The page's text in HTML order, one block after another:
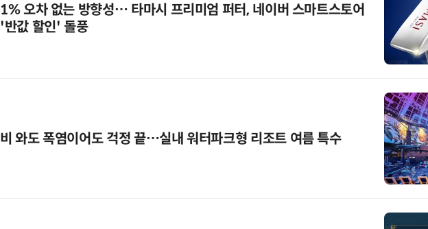
1% 오차 없는 방향성… 타마시 프리미엄 퍼터, 네이버 스마트스토어
'반값 할인' 돌풍
비 와도 폭염이어도 걱정 끝…실내 워터파크형 리조트 여름 특수